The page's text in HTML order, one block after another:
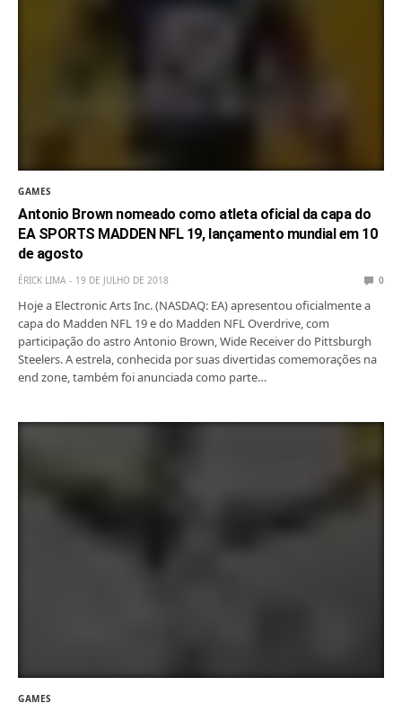
GAMES
Antonio Brown nomeado como atleta oficial da capa do
EA SPORTS MADDEN NFL 19, lançamento mundial em 10
de agosto
ÉRICK LIMA 19 DE JULHO DE 2018 0
Hoje a Electronic Arts Inc. (NASDAQ: EA) apresentou oficialmente a
capa do Madden NFL 19 e do Madden NFL Overdrive, com
participação do astro Antonio Brown, Wide Receiver do Pittsburgh
Steelers. A estrela, conhecida por suas divertidas comemorações na
end zone, também foi anunciada como parte…
GAMES